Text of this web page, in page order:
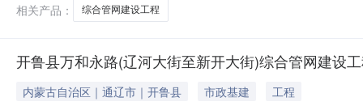
相关产品：
综合管网建设工程
开鲁县万和永路(辽河大街至新开大街)综合管网建设
内蒙古自治区｜通辽市｜开鲁县 市政基建
工程